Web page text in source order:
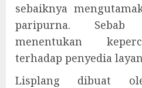
sebaiknya
paripurna. Sebab
menentukan
terhadap penyedia
Lisplang dibuat